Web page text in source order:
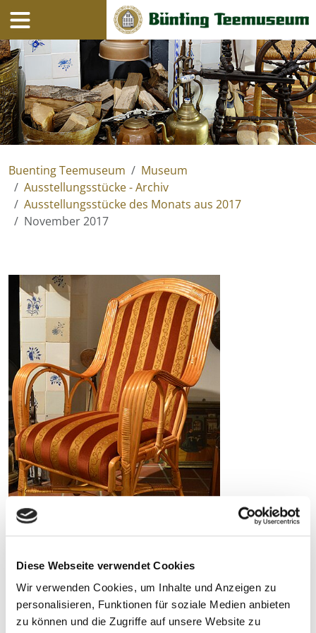
Diese Webseite verwendet Cookies
Wir verwenden Cookies, um Inhalte und Anzeigen zu
personalisieren, Funktionen für soziale Medien anbieten
zu können und die Zugriffe auf unsere Website zu
Navigation
Inhalt
Buenting Teemuseum
Museum
Ausstellungsstücke - Archiv
Ausstellungsstücke des Monats aus 2017
November 2017
ADRESSE